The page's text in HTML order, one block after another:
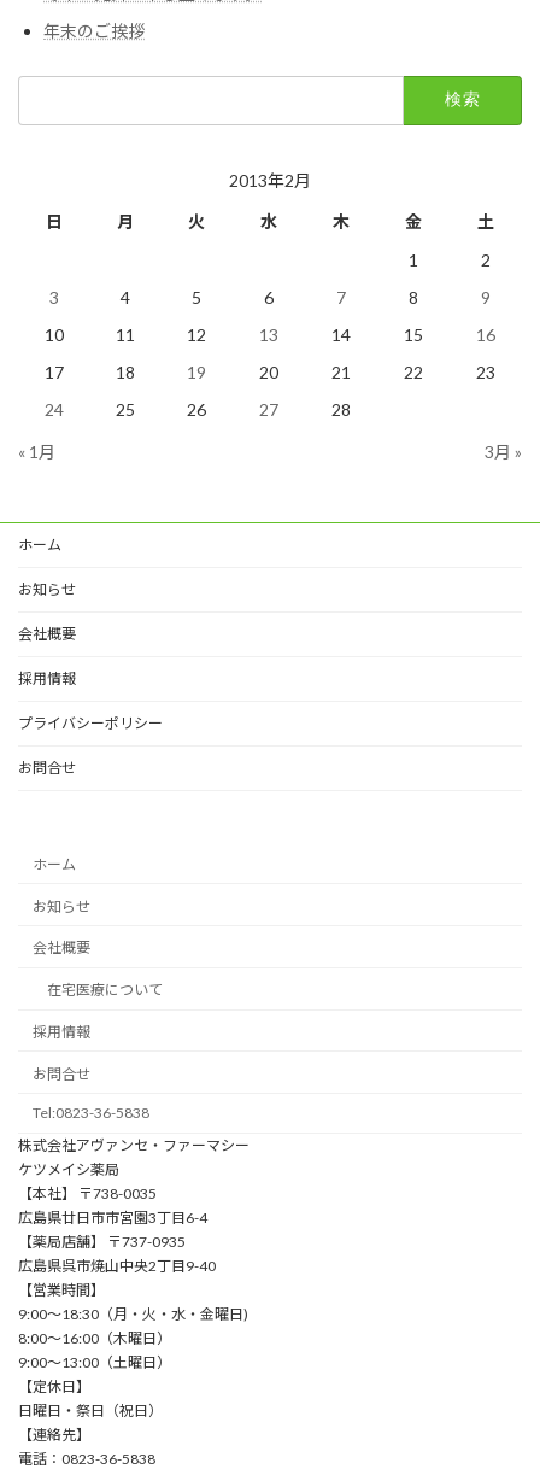
年末のご挨拶
2013年2月
日
月 火 水 木 金
土
1
2
3
4 5 6 7 8
9
10
11 12 13 14 15
16
17
18 19 20 21 22
23
24
25 26 27 28
« 1月 3月 »
ホーム
お知らせ
会社概要
採用情報
プライバシーポリシー
お問合せ
ホーム
お知らせ
会社概要
在宅医療について
採用情報
お問合せ
Tel:0823-36-5838
株式会社アヴァンセ・ファーマシー
ケツメイシ薬局
【本社】 〒738-0035
広島県廿日市市宮園3丁目6-4
【薬局店舗】 〒737-0935
広島県呉市焼山中央2丁目9-40
【営業時間】
9:00〜18:30（⽉・⽕・⽔・⾦曜⽇)
8:00〜16:00（⽊曜⽇）
9:00〜13:00（⼟曜⽇）
【定休日】
⽇曜⽇・祭⽇（祝⽇）
【連絡先】
電話：0823-36-5838